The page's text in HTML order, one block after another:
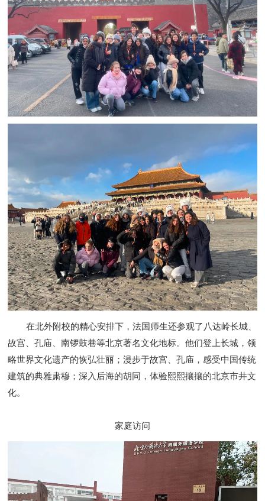
在北外附校的精心安排下，法国师生还参观了八达岭长城、
故宫、孔庙、南锣鼓巷等北京著名文化地标。他们登上长城，领
略世界文化遗产的恢弘壮丽；漫步于故宫、孔庙，感受中国传统
建筑的典雅肃穆；深入后海的胡同，体验熙熙攘攘的北京市井文
化。
家庭访问